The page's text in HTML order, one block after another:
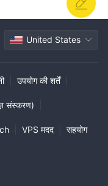
United States
उपयोग की शर्तें
संस्करण)
VPS मदद सहयोग